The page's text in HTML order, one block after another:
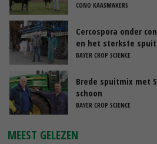
CONO KAASMAKERS
Cercospora onder
en het sterkste
BAYER CROP SCIENCE
Brede spuitmix met
schoon
BAYER CROP SCIENCE
MEEST GELEZEN